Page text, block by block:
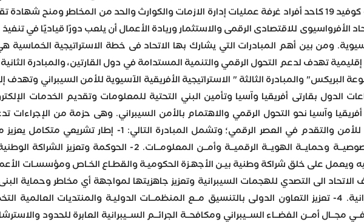
واتخاذ القرار عندما كلف أثناء أزمة كوفيد 19 كاحد أفراد غرفة عمليات إدارة الازمات والكوارث والحد من
الأفرواسيوى للاقتصادى الرقمى والاستثمار وريادة الأعمال أن يلعب دورًا قياديًا في
ومن بين أهم المبادرات التي يشارك بها الاتحاد فى خطة الاستراتيجية الخماسية هي
إقليمية تهدف لدعم التحول الرقمي والتنمية المستدامة في دول القارتين، والمبادرة
البريكس" والمبادرة الثالثة " الاستراتيجية الأفريقية الآسيوية للأمن السيبراني وتهدف
الدول بقارتى أفريقيا وآسيا وتأمين البني التحتية للمعلومات وتقديم الخدمات
أفريقيا وآسيا نحو التحول الرقمي والاهتمام بالأمن السيبراني. وهى حزمة من الإجراءات
طريق لكيفية تحقيق رؤية الاتحاد للأمن والتقدم في العصر الرقمي؛
الجرائــم الســيبرانية وحمايــة الخصوصيــة وحمايــة الهويــة الرقميــة
الى التصدي للهجمات السيبرانية وتعزيز جاهزيتها لمواجهة أي مخاطر وحماية
ضد أي تهديدات أو هجمات سيبرانية. 4- تعزيز التعاون الدولى بالتنسيق مــع المنظمــات الدوليـة
مجــال أمــن الفضــاء الســيبراني ومكافحــة الجرائــم الســيبرانية العابرة للحدود